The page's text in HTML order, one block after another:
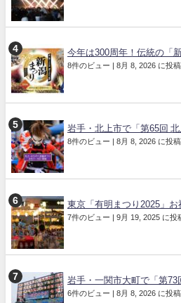
今年は300周年！伝統の「
8件のビュー | 8月 8, 2026 に投
岩手・北上市で「第65回
8件のビュー | 8月 8, 2026 に投
東京「有明まつり2025」お
7件のビュー | 9月 19, 2025 に投
岩手・一関市大町で「第73
6件のビュー | 8月 8, 2026 に投